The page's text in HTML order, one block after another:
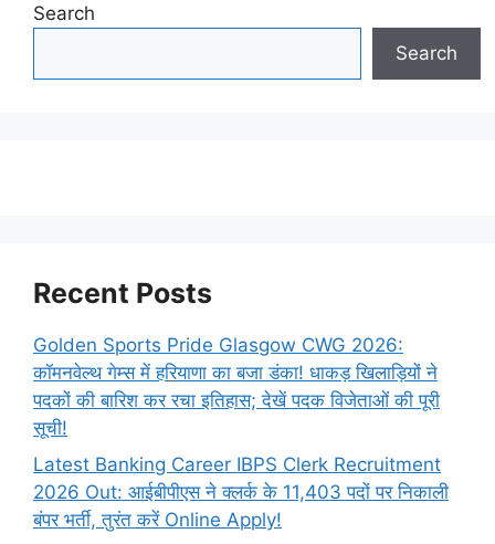
Search
Search
Recent Posts
Golden Sports Pride Glasgow CWG 2026:
कॉमनवेल्थ गेम्स में हरियाणा का बजा डंका! धाकड़ खिलाड़ियों ने
पदकों की बारिश कर रचा इतिहास; देखें पदक विजेताओं की पूरी
सूची!
Latest Banking Career IBPS Clerk Recruitment
2026 Out: आईबीपीएस ने क्लर्क के 11,403 पदों पर निकाली
बंपर भर्ती, तुरंत करें Online Apply!